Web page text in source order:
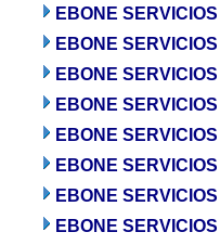
EBONE
EBONE
EBONE
EBONE
EBONE
EBONE
EBONE
EBONE